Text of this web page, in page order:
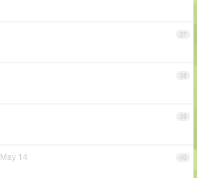
37
38
39
40
May 14